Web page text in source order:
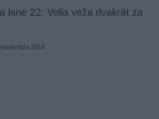
lane 22: Volia veža dvakrát za
2018